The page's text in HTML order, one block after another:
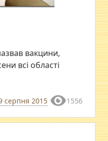
вакцини,
всі області
серпня 2015 1556